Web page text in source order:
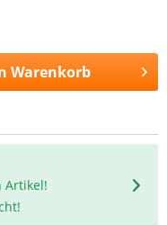
Warenkorb
Artikel!